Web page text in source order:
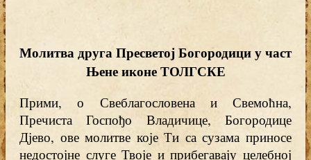
Молитвадруга Пресветој Богородици у част
Њене иконе ТОЛГСКЕ
Прими, о Свеблагословена и Свемоћна,
Пречиста Госпођо Владичице, Богородице
Дјево, ове молитве које Ти са сузама приносе
недостојне слуге Твоје и прибегавају целебној